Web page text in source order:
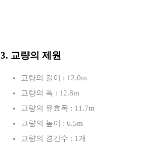
3. 교량의 제원
교량의 길이 : 12.0m
교량의 폭 : 12.8m
교량의 유효폭 : 11.7m
교량의 높이 : 6.5m
교량의 경간수 : 1개